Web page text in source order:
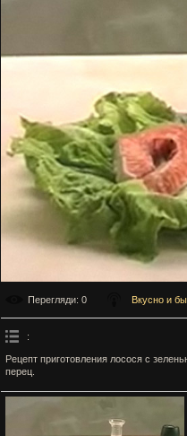
Перегляди: 0 Вкусно и
:
Рецепт приготовления лосося с
перец.